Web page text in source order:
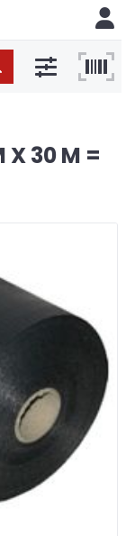
X 30 M =